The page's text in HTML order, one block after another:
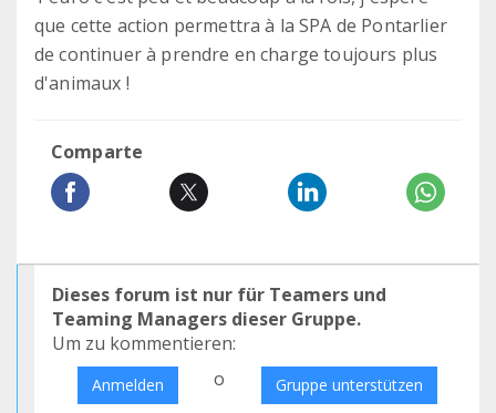
que cette action permettra à la SPA de Pontarlier
de continuer à prendre en charge toujours plus
d'animaux !
Comparte
Dieses forum ist nur für Teamers und
Teaming Managers dieser Gruppe.
Um zu kommentieren:
Anmelden o Gruppe unterstützen